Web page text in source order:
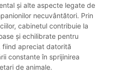
și alte aspecte legate de
necuvântători. Prin
cabinetul contribuie la
și echilibrate pentru
fiind apreciat datorită
constante în sprijinirea
de animale.